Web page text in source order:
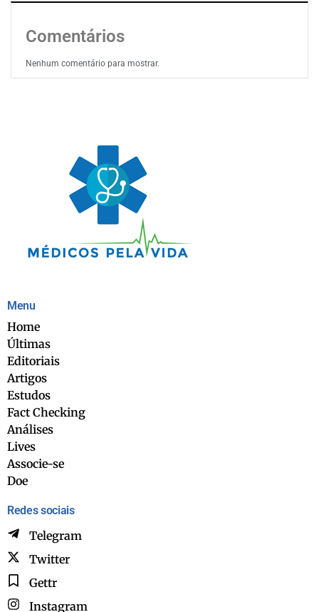
Comentários
Nenhum comentário para mostrar.
Menu
Home
Últimas
Editoriais
Artigos
Estudos
Fact Checking
Análises
Lives
Associe-se
Doe
Redes sociais
Telegram
Twitter
Gettr
Instagram